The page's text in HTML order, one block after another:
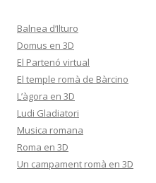
Balnea d’Ilturo
Domus en 3D
El Partenó virtual
El temple romà de Bàrcino
L’àgora en 3D
Ludi Gladiatori
Musica romana
Roma en 3D
Un campament romà en 3D